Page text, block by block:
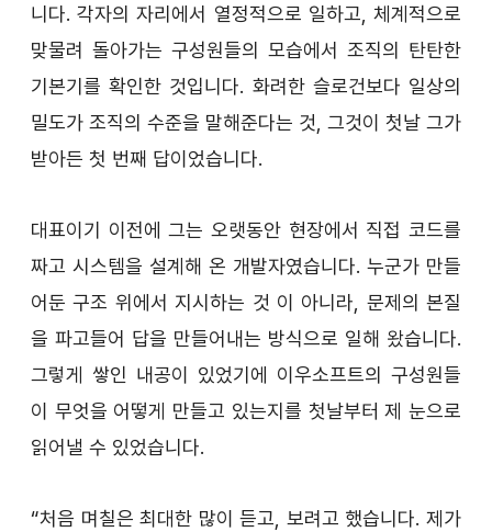
니다. 각자의 자리에서 열정적으로 일하고, 체계적으로
맞물려 돌아가는 구성원들의 모습에서 조직의 탄탄한
기본기를 확인한 것입니다. 화려한 슬로건보다 일상의
밀도가 조직의 수준을 말해준다는 것, 그것이 첫날 그가
받아든 첫 번째 답이었습니다.
대표이기 이전에 그는 오랫동안 현장에서 직접 코드를
짜고 시스템을 설계해 온 개발자였습니다. 누군가 만들
어둔 구조 위에서 지시하는 것 이 아니라, 문제의 본질
을 파고들어 답을 만들어내는 방식으로 일해 왔습니다.
그렇게 쌓인 내공이 있었기에 이우소프트의 구성원들
이 무엇을 어떻게 만들고 있는지를 첫날부터 제 눈으로
읽어낼 수 있었습니다.
“처음 며칠은 최대한 많이 듣고, 보려고 했습니다. 제가